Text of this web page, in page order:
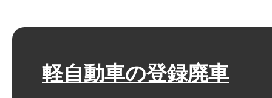
軽自動車の登録廃車